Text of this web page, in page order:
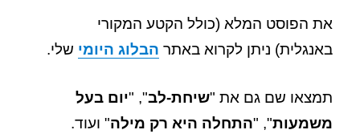
את הפוסט המלא (כולל הקטע המקורי
באנגלית) ניתן לקרוא באתר הבלוג היומי שלי.
תמצאו שם גם את "שיחת-לב", "יום בעל
משמעות", "התחלה היא רק מילה" ועוד.